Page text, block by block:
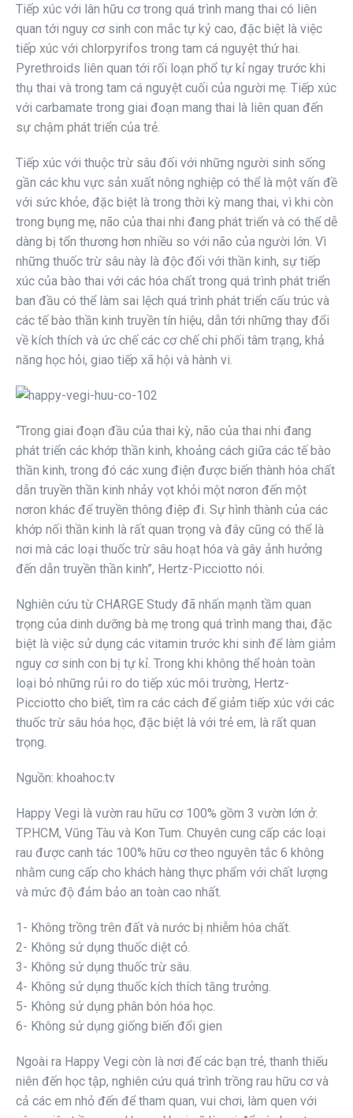
Tiếp xúc với lân hữu cơ trong quá trình mang thai có liên
quan tới nguy cơ sinh con mắc tự kỷ cao, đặc biệt là việc
tiếp xúc với chlorpyrifos trong tam cá nguyệt thứ hai.
Pyrethroids liên quan tới rối loạn phổ tự kỉ ngay trước khi
thụ thai và trong tam cá nguyệt cuối của người mẹ. Tiếp xúc
với carbamate trong giai đoạn mang thai là liên quan đến
sự chậm phát triển của trẻ.
Tiếp xúc với thuộc trừ sâu đối với những người sinh sống
gần các khu vực sản xuất nông nghiệp có thể là một vấn đề
với sức khỏe, đặc biệt là trong thời kỳ mang thai, vì khi còn
trong bụng mẹ, não của thai nhi đang phát triển và có thể dễ
dàng bị tổn thương hơn nhiều so với não của người lớn. Vì
những thuốc trừ sâu này là độc đối với thần kinh, sự tiếp
xúc của bào thai với các hóa chất trong quá trình phát triển
ban đầu có thể làm sai lệch quá trình phát triển cấu trúc và
các tế bào thần kinh truyền tín hiệu, dẫn tới những thay đổi
về kích thích và ức chế các cơ chế chi phối tâm trạng, khả
năng học hỏi, giao tiếp xã hội và hành vi.
“Trong giai đoạn đầu của thai kỳ, não của thai nhi đang
phát triển các khớp thần kinh, khoảng cách giữa các tế bào
thần kinh, trong đó các xung điện được biến thành hóa chất
dẫn truyền thần kinh nhảy vọt khỏi một nơron đến một
nơron khác để truyền thông điệp đi. Sự hình thành của các
khớp nối thần kinh là rất quan trọng và đây cũng có thể là
nơi mà các loại thuốc trừ sâu hoạt hóa và gây ảnh hưởng
đến dẫn truyền thần kinh”, Hertz-Picciotto nói.
Nghiên cứu từ CHARGE Study đã nhấn mạnh tầm quan
trọng của dinh dưỡng bà mẹ trong quá trình mang thai, đặc
biệt là việc sử dụng các vitamin trước khi sinh để làm giảm
nguy cơ sinh con bị tự kỉ. Trong khi không thể hoàn toàn
loại bỏ những rủi ro do tiếp xúc môi trường, Hertz-
Picciotto cho biết, tìm ra các cách để giảm tiếp xúc với các
thuốc trừ sâu hóa học, đặc biệt là với trẻ em, là rất quan
trọng.
Nguồn: khoahoc.tv
Happy Vegi là vườn rau hữu cơ 100% gồm 3 vườn lớn ở:
TP.HCM, Vũng Tàu và Kon Tum. Chuyên cung cấp các loại
rau được canh tác 100% hữu cơ theo nguyên tắc 6 không
nhằm cung cấp cho khách hàng thực phẩm với chất lượng
và mức độ đảm bảo an toàn cao nhất.
1- Không trồng trên đất và nước bị nhiễm hóa chất.
2- Không sử dụng thuốc diệt cỏ.
3- Không sử dụng thuốc trừ sâu.
4- Không sử dụng thuốc kích thích tăng trưởng.
5- Không sử dụng phân bón hóa học.
6- Không sử dụng giống biến đổi gien
Ngoài ra Happy Vegi còn là nơi để các bạn trẻ, thanh thiếu
niên đến học tập, nghiên cứu quá trình trồng rau hữu cơ và
cả các em nhỏ đến để tham quan, vui chơi, làm quen với